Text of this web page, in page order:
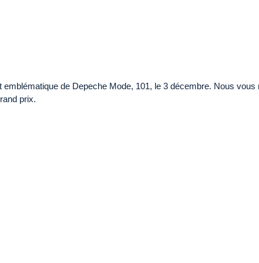
de Depeche Mode, 101, le 3 décembre. Nous
prix.